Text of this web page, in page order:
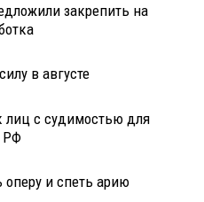
закрепить на
в августе
лиц с судимостью для
РФ
и спеть арию